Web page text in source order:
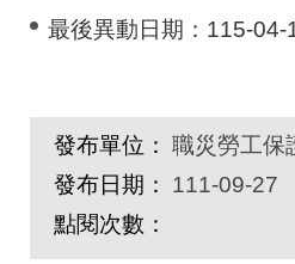
最後異動日期： 115-04-
發布單位： 職災勞工保
發布日期：
111-09-27
點閱次數：